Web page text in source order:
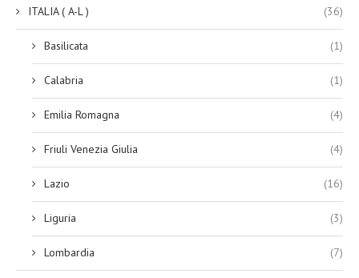
ITALIA ( A-L ) (36)
Basilicata (1)
Calabria (1)
Emilia Romagna (4)
Friuli Venezia Giulia (4)
Lazio (16)
Liguria (3)
Lombardia (7)